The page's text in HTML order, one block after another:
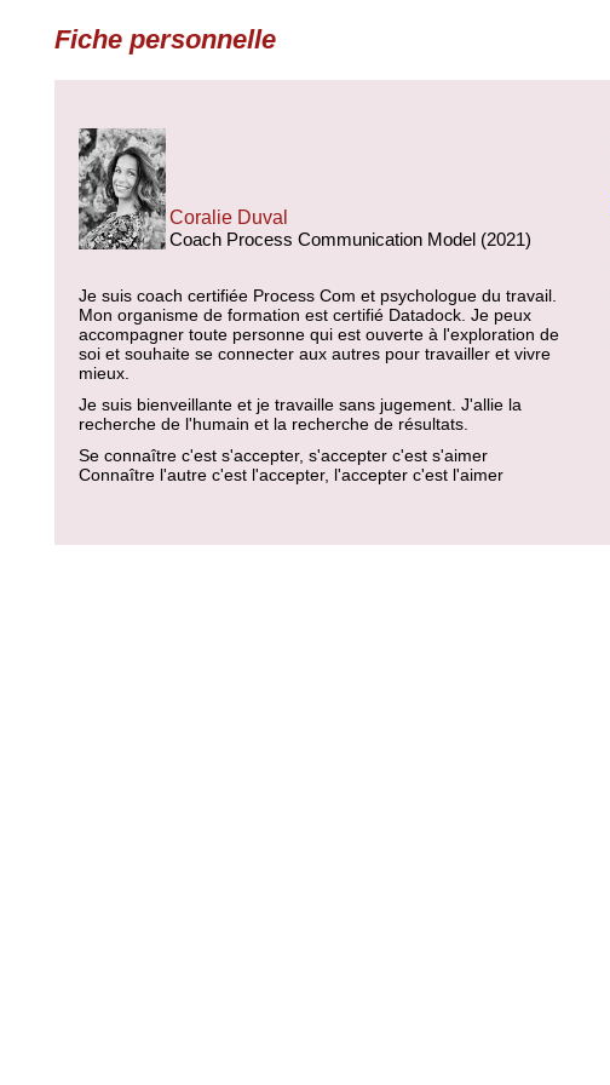
Fiche personnelle
Coralie Duval
Coach Process Communication Model (2021)
Je suis coach certifiée Process Com et psychologue du travail.
Mon organisme de formation est certifié Datadock. Je peux
accompagner toute personne qui est ouverte à l'exploration de
soi et souhaite se connecter aux autres pour travailler et vivre
mieux.
Je suis bienveillante et je travaille sans jugement. J'allie la
recherche de l'humain et la recherche de résultats.
Se connaître c'est s'accepter, s'accepter c'est s'aimer
Connaître l'autre c'est l'accepter, l'accepter c'est l'aimer